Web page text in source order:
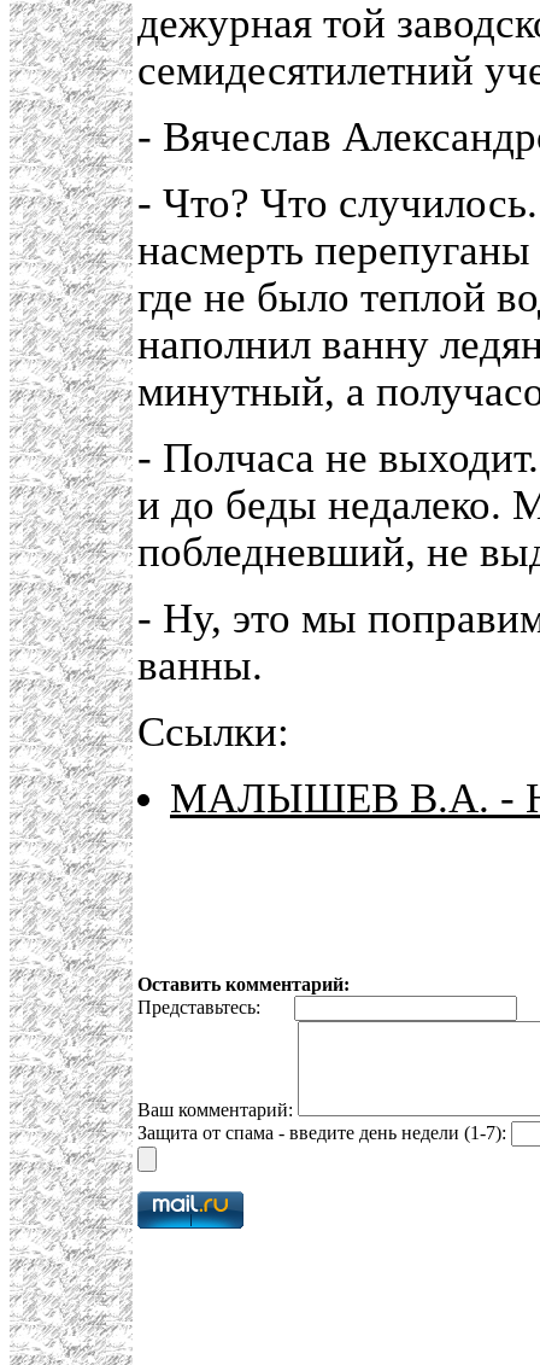
дежурная той
семидесятилетний
- Вячеслав
- Что? Что
насмерть
где не было теплой
наполнил ванну
минутный, а
- Полчаса не
и до беды недалеко.
побледневший, не
- Ну, это мы
ванны.
Ссылки:
МАЛЫШЕВ В.А. -
Оставить комментарий:
Представьтесь:
Ваш комментарий:
Защита от спама - введите день недели (1-7):